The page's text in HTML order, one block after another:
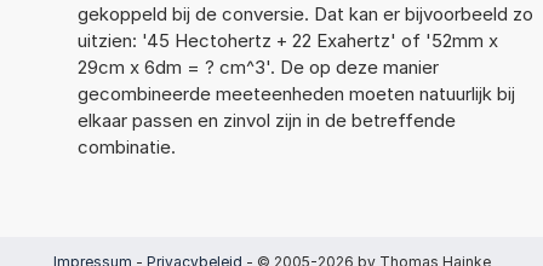
gekoppeld bij de conversie. Dat kan er bijvoorbeeld zo
uitzien: '45 Hectohertz + 22 Exahertz' of '52mm x
29cm x 6dm = ? cm^3'. De op deze manier
gecombineerde meeteenheden moeten natuurlijk bij
elkaar passen en zinvol zijn in de betreffende
combinatie.
Impressum - Privacybeleid - © 2005-2026 by Thomas Hainke